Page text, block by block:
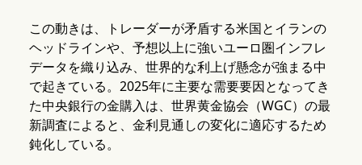
この動きは、トレーダーが矛盾する米国とイランの
ヘッドラインや、予想以上に強いユーロ圏インフレ
データを織り込み、世界的な利上げ懸念が強まる中
で起きている。2025年に主要な需要要因となってき
た中央銀行の金購入は、世界黄金協会（WGC）の最
新調査によると、金利見通しの変化に適応するため
鈍化している。